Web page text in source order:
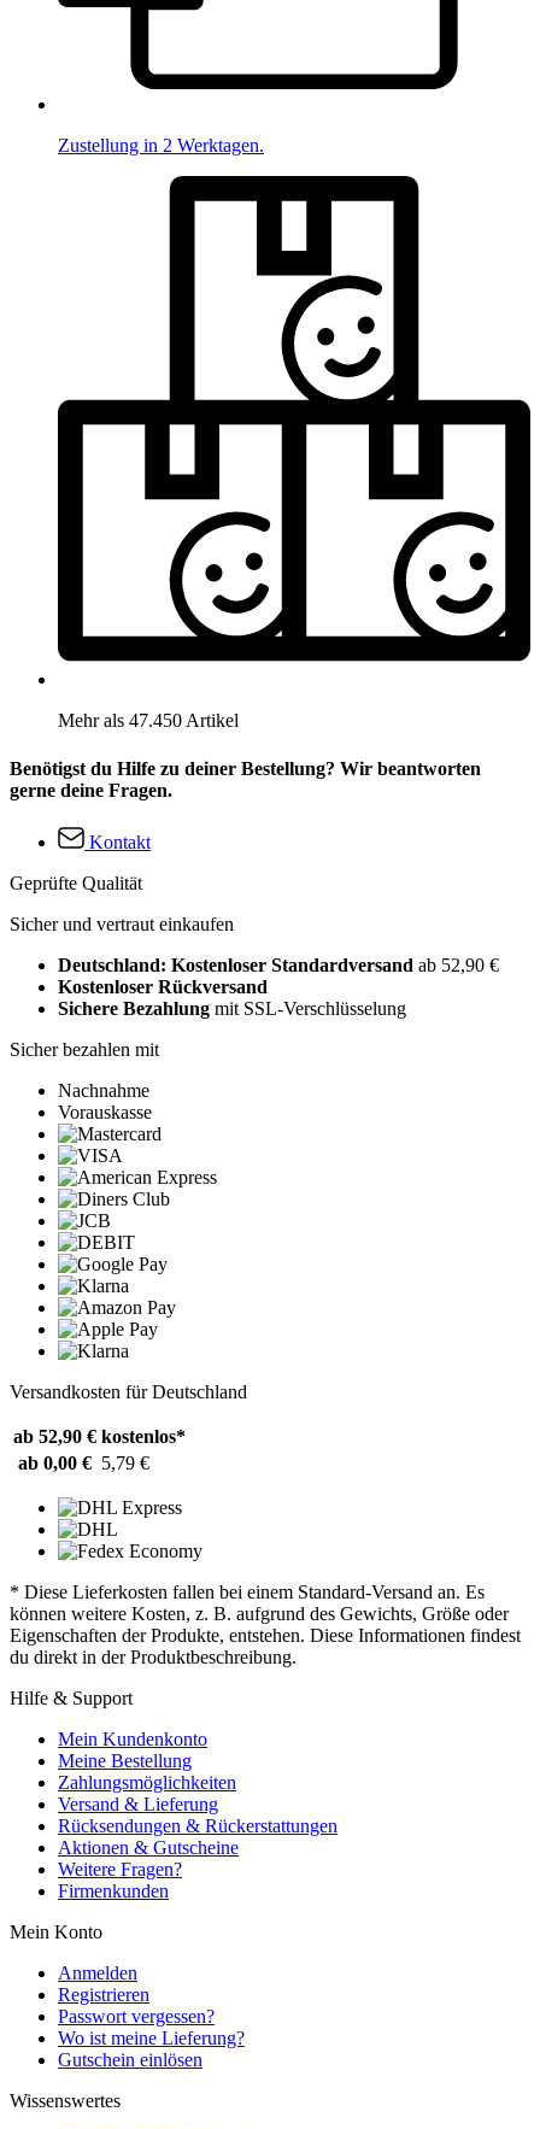
Zustellung in 2 Werktagen.
Mehr als 47.450 Artikel
Benötigst du Hilfe zu deiner Bestellung? Wir beantworten
gerne deine Fragen.
Kontakt
Geprüfte Qualität
Sicher und vertraut einkaufen
Deutschland: Kostenloser Standardversand ab 52,90 €
Kostenloser Rückversand
Sichere Bezahlung mit SSL-Verschlüsselung
Sicher bezahlen mit
Nachnahme
Vorauskasse
Versandkosten für Deutschland
ab 52,90 € kostenlos*
ab 0,00 € 5,79 €
* Diese Lieferkosten fallen bei einem Standard-Versand an. Es
können weitere Kosten, z. B. aufgrund des Gewichts, Größe oder
Eigenschaften der Produkte, entstehen. Diese Informationen findest
du direkt in der Produktbeschreibung.
Hilfe & Support
Mein Kundenkonto
Meine Bestellung
Zahlungsmöglichkeiten
Versand & Lieferung
Rücksendungen & Rückerstattungen
Aktionen & Gutscheine
Weitere Fragen?
Firmenkunden
Mein Konto
Anmelden
Registrieren
Passwort vergessen?
Wo ist meine Lieferung?
Gutschein einlösen
Wissenswertes